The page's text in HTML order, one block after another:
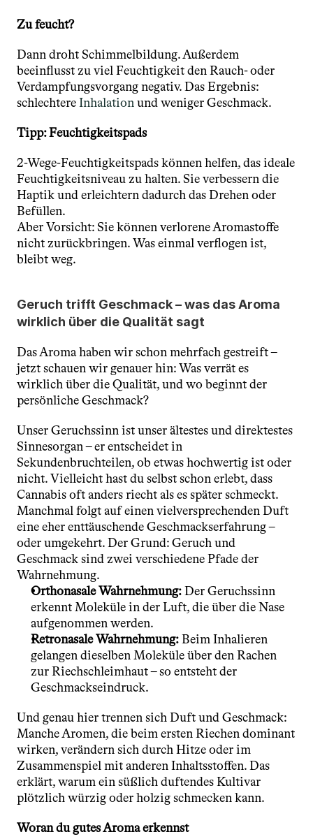
Zu feucht?
Dann droht Schimmelbildung. Außerdem
beeinflusst zu viel Feuchtigkeit den Rauch- oder
Verdampfungsvorgang negativ. Das Ergebnis:
schlechtere Inhalation und weniger Geschmack.
Tipp: Feuchtigkeitspads
2-Wege-Feuchtigkeitspads können helfen, das ideale
Feuchtigkeitsniveau zu halten. Sie verbessern die
Haptik und erleichtern dadurch das Drehen oder
Befüllen.
Aber Vorsicht: Sie können verlorene Aromastoffe
nicht zurückbringen. Was einmal verflogen ist,
bleibt weg.
Geruch trifft Geschmack – was das Aroma
wirklich über die Qualität sagt
Das Aroma haben wir schon mehrfach gestreift –
jetzt schauen wir genauer hin: Was verrät es
wirklich über die Qualität, und wo beginnt der
persönliche Geschmack?
Unser Geruchssinn ist unser ältestes und direktestes
Sinnesorgan – er entscheidet in
Sekundenbruchteilen, ob etwas hochwertig ist oder
nicht. Vielleicht hast du selbst schon erlebt, dass
Cannabis oft anders riecht als es später schmeckt.
Manchmal folgt auf einen vielversprechenden Duft
eine eher enttäuschende Geschmackserfahrung –
oder umgekehrt. Der Grund: Geruch und
Geschmack sind zwei verschiedene Pfade der
Wahrnehmung.
Orthonasale Wahrnehmung: Der Geruchssinn
erkennt Moleküle in der Luft, die über die Nase
aufgenommen werden.
Retronasale Wahrnehmung: Beim Inhalieren
gelangen dieselben Moleküle über den Rachen
zur Riechschleimhaut – so entsteht der
Geschmackseindruck.
Und genau hier trennen sich Duft und Geschmack:
Manche Aromen, die beim ersten Riechen dominant
wirken, verändern sich durch Hitze oder im
Zusammenspiel mit anderen Inhaltsstoffen. Das
erklärt, warum ein süßlich duftendes Kultivar
plötzlich würzig oder holzig schmecken kann.
Woran du gutes Aroma erkennst